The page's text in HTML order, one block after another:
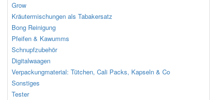
Grow
Kräutermischungen als Tabakersatz
Bong Reinigung
Pfeifen & Kawumms
Schnupfzubehör
Digitalwaagen
Verpackungmaterial: Tütchen, Cali Packs, Kapseln & Co
Sonstiges
Tester